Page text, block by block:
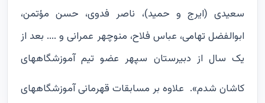
سعیدی (ایرج و حمید)، ناصر فدوی، حسن مؤتمن،
ابوالفضل تهامی، عباس فلاح، منوچهر عمرانی و .... بعد از
یک سال از دبیرستان سپهر عضو تیم آموزشگاههای
کاشان شدم». علاوه بر مسابقات قهرمانی آموزشگاههای